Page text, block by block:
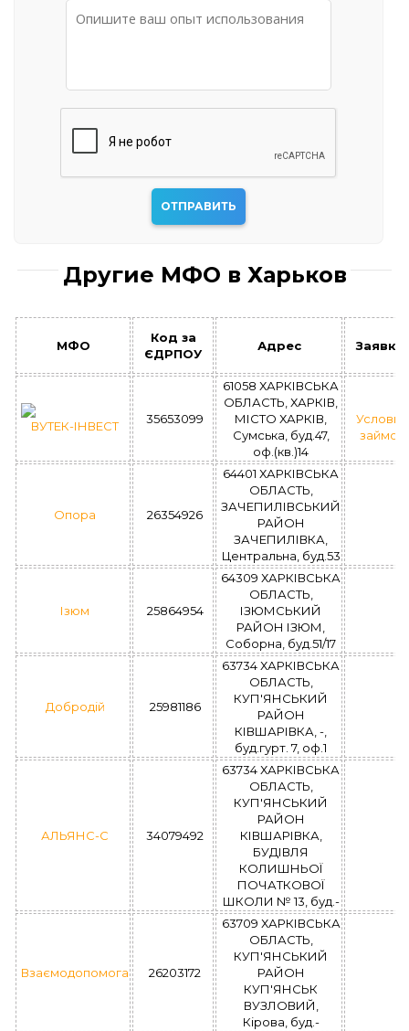
Другие МФО в Харьков
МФО
Код за
ЄДРПОУ
Адрес Заявка
ВУТЕК-ІНВЕСТ 35653099
61058 ХАРКІВСЬКА
ОБЛАСТЬ, ХАРКІВ,
МІСТО ХАРКІВ,
Сумська, буд.47,
оф.(кв.)14
Условия
займов
Опора 26354926
64401 ХАРКІВСЬКА
ОБЛАСТЬ,
ЗАЧЕПИЛІВСЬКИЙ
РАЙОН
ЗАЧЕПИЛІВКА,
Центральна, буд.53
Ізюм 25864954
64309 ХАРКІВСЬКА
ОБЛАСТЬ,
ІЗЮМСЬКИЙ
РАЙОН ІЗЮМ,
Соборна, буд.51/17
Добродій 25981186
63734 ХАРКІВСЬКА
ОБЛАСТЬ,
КУП'ЯНСЬКИЙ
РАЙОН
КІВШАРІВКА, -,
буд.гурт. 7, оф.1
АЛЬЯНС-С 34079492
63734 ХАРКІВСЬКА
ОБЛАСТЬ,
КУП'ЯНСЬКИЙ
РАЙОН
КІВШАРІВКА,
БУДІВЛЯ
КОЛИШНЬОЇ
ПОЧАТКОВОЇ
ШКОЛИ № 13, буд.-
Взаємодопомога 26203172
63709 ХАРКІВСЬКА
ОБЛАСТЬ,
КУП'ЯНСЬКИЙ
РАЙОН
КУП'ЯНСЬК
ВУЗЛОВИЙ,
Кірова, буд.-